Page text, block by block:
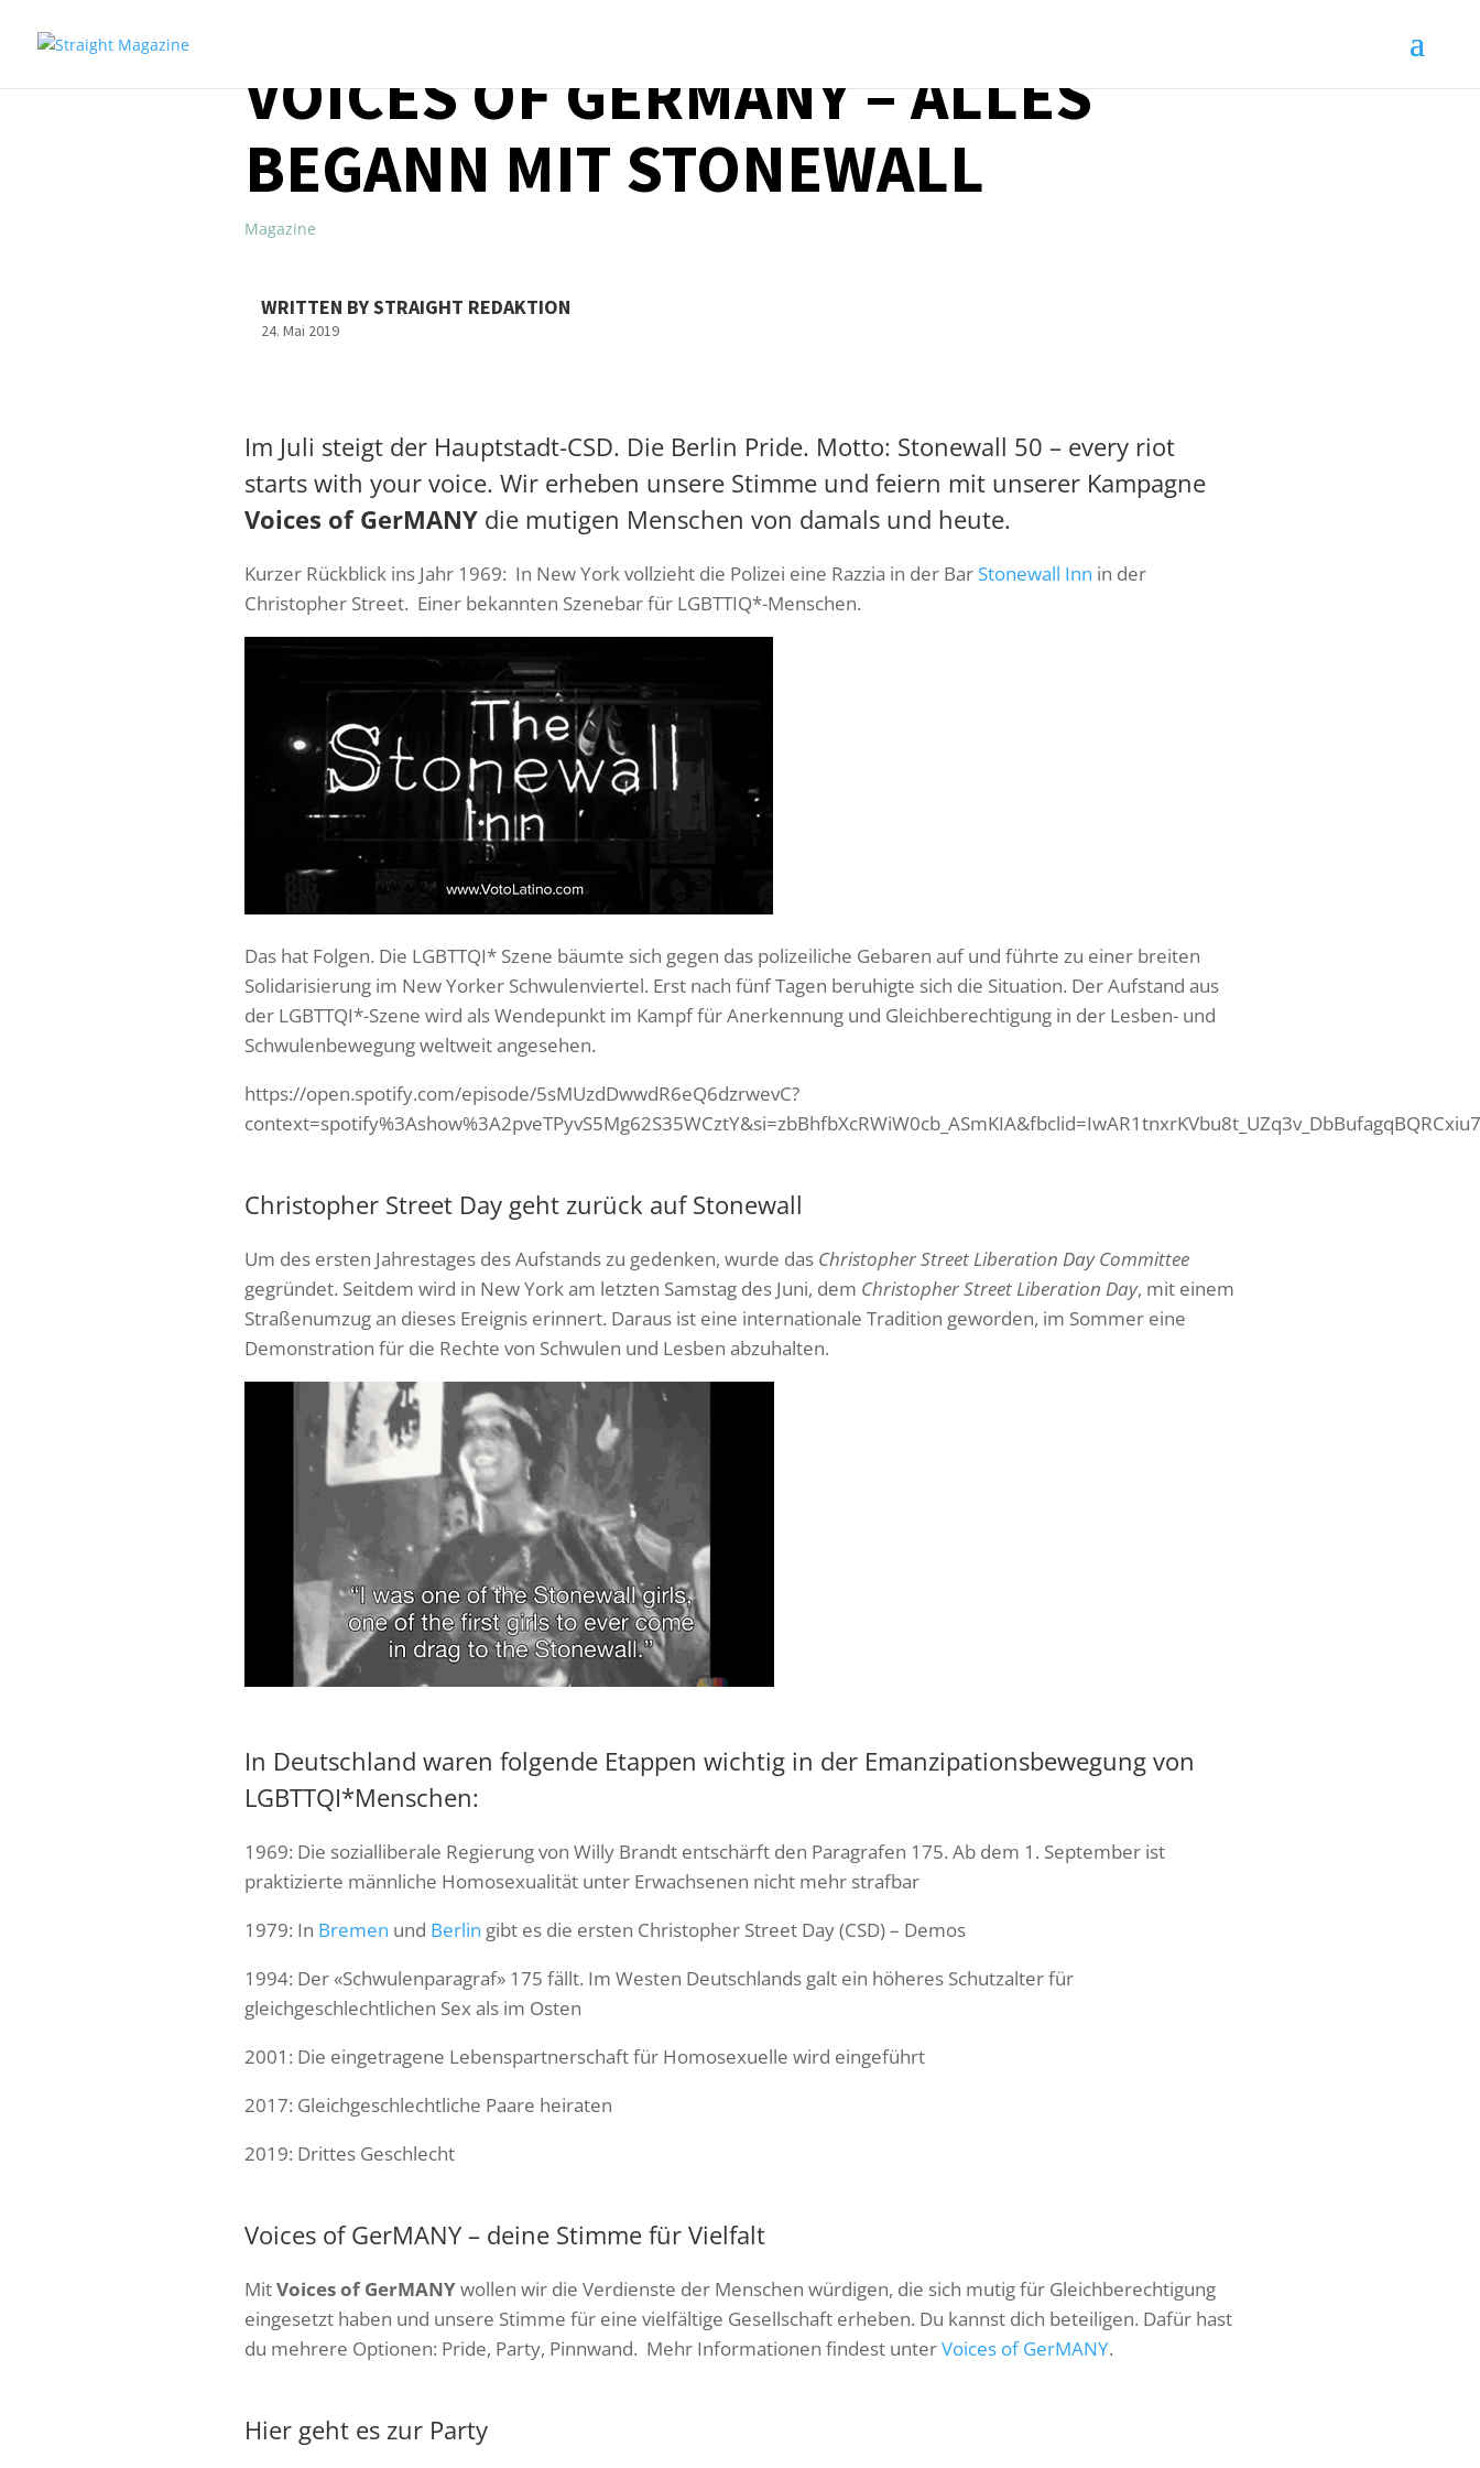
VOICES OF GERMANY – ALLES
BEGANN MIT STONEWALL
Magazine
WRITTEN BY STRAIGHT REDAKTION
24. Mai 2019
Im Juli steigt der Hauptstadt-CSD. Die Berlin Pride. Motto: Stonewall 50 – every riot
starts with your voice. Wir erheben unsere Stimme und feiern mit unserer Kampagne
Voices of GerMANY die mutigen Menschen von damals und heute.
Kurzer Rückblick ins Jahr 1969: In New York vollzieht die Polizei eine Razzia in der Bar Stonewall Inn in der
Christopher Street. Einer bekannten Szenebar für LGBTTIQ*-Menschen.
Das hat Folgen. Die LGBTTQI* Szene bäumte sich gegen das polizeiliche Gebaren auf und führte zu einer breiten
Solidarisierung im New Yorker Schwulenviertel. Erst nach fünf Tagen beruhigte sich die Situation. Der Aufstand aus
der LGBTTQI*-Szene wird als Wendepunkt im Kampf für Anerkennung und Gleichberechtigung in der Lesben- und
Schwulenbewegung weltweit angesehen.
https://open.spotify.com/episode/5sMUzdDwwdR6eQ6dzrwevC?
Christopher Street Day geht zurück auf Stonewall
Um des ersten Jahrestages des Aufstands zu gedenken, wurde das Christopher Street Liberation Day Committee
gegründet. Seitdem wird in New York am letzten Samstag des Juni, dem Christopher Street Liberation Day, mit einem
Straßenumzug an dieses Ereignis erinnert. Daraus ist eine internationale Tradition geworden, im Sommer eine
Demonstration für die Rechte von Schwulen und Lesben abzuhalten.
In Deutschland waren folgende Etappen wichtig in der Emanzipationsbewegung von
LGBTTQI*Menschen:
1969: Die sozialliberale Regierung von Willy Brandt entschärft den Paragrafen 175. Ab dem 1. September ist
praktizierte männliche Homosexualität unter Erwachsenen nicht mehr strafbar
1979: In Bremen und Berlin gibt es die ersten Christopher Street Day (CSD) – Demos
1994: Der «Schwulenparagraf» 175 fällt. Im Westen Deutschlands galt ein höheres Schutzalter für
gleichgeschlechtlichen Sex als im Osten
2001: Die eingetragene Lebenspartnerschaft für Homosexuelle wird eingeführt
2017: Gleichgeschlechtliche Paare heiraten
2019: Drittes Geschlecht
Voices of GerMANY – deine Stimme für Vielfalt
MitVoices of GerMANYwollen wir die Verdienste der Menschen würdigen, die sich mutig für Gleichberechtigung
eingesetzt haben und unsere Stimme für eine vielfältige Gesellschaft erheben. Du kannst dich beteiligen. Dafür hast
du mehrere Optionen: Pride, Party, Pinnwand. Mehr Informationen findest unterVoices of GerMANY.
Hier geht es zur Party